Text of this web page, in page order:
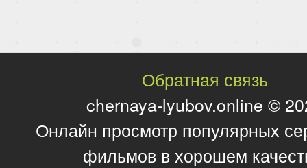
Обратная связь
chernaya-lyubov.online ©
Онлайн просмотр популярных
фильмов в хорошем